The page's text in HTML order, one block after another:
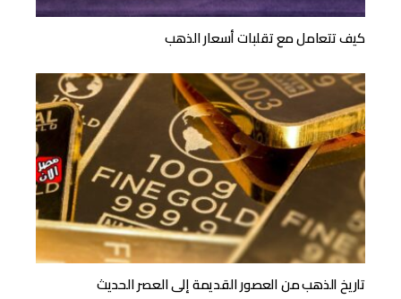
كيف تتعامل مع تقلبات أسعار الذهب
تاريخ الذهب من العصور القديمة إلى العصر الحديث